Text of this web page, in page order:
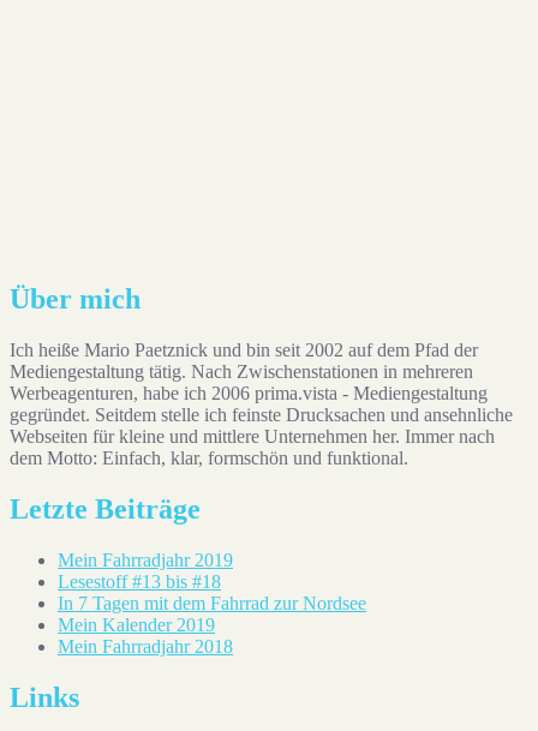
Über mich
Ich heiße Mario Paetznick und bin seit 2002 auf dem Pfad der
Mediengestaltung tätig. Nach Zwischenstationen in mehreren
Werbeagenturen, habe ich 2006 prima.vista - Mediengestaltung
gegründet. Seitdem stelle ich feinste Drucksachen und ansehnliche
Webseiten für kleine und mittlere Unternehmen her. Immer nach
dem Motto: Einfach, klar, formschön und funktional.
Letzte Beiträge
Mein Fahrradjahr 2019
Lesestoff #13 bis #18
In 7 Tagen mit dem Fahrrad zur Nordsee
Mein Kalender 2019
Mein Fahrradjahr 2018
Links